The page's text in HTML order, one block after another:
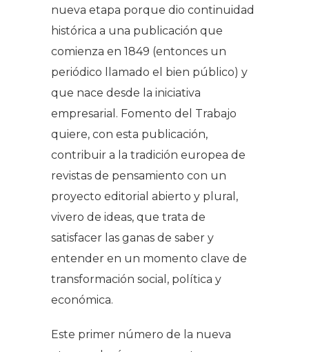
nueva etapa porque dio continuidad
histórica a una publicación que
comienza en 1849 (entonces un
periódico llamado el bien público) y
que nace desde la iniciativa
empresarial. Fomento del Trabajo
quiere, con esta publicación,
contribuir a la tradición europea de
revistas de pensamiento con un
proyecto editorial abierto y plural,
vivero de ideas, que trata de
satisfacer las ganas de saber y
entender en un momento clave de
transformación social, política y
económica.
Este primer número de la nueva